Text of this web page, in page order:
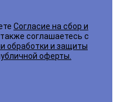
Согласие на сбор и
соглашаетесь с
обработки и защиты
оферты